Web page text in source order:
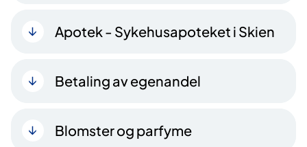
Apotek - Sykehusapoteket i Skien
Betaling av egenandel
Blomster og parfyme